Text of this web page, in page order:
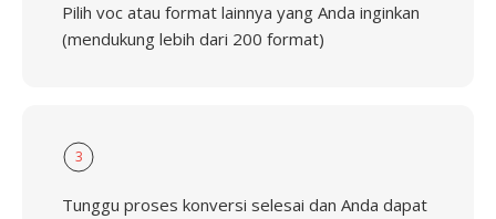
Pilih voc atau format lainnya yang Anda inginkan
(mendukung lebih dari 200 format)
3
Tunggu proses konversi selesai dan Anda dapat